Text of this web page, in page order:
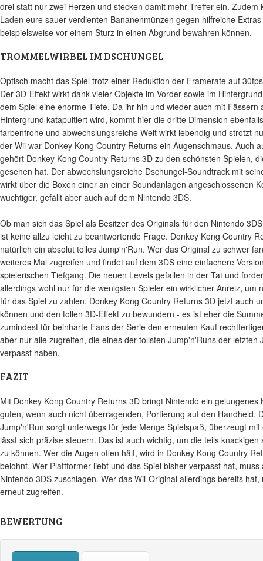
drei statt nur zwei Herzen und stecken damit mehr Treffer ein. Zudem
Laden eure sauer verdienten Bananenmünzen gegen hilfreiche
beispielsweise vor einem Sturz in einen Abgrund bewahren können.
TROMMELWIRBEL IM DSCHUNGEL
Optisch macht das Spiel trotz einer Reduktion der Framerate auf
Der 3D-Effekt wirkt dank vieler Objekte im Vorder-sowie im
dem Spiel eine enorme Tiefe. Da ihr hin und wieder auch mit Fässern
Hintergrund katapultiert wird, kommt hier die dritte Dimension
farbenfrohe und abwechslungsreiche Welt wirkt lebendig und strotzt
der Wii war Donkey Kong Country Returns ein Augenschmaus. Auch
gehört Donkey Kong Country Returns 3D zu den schönsten Spielen,
gesehen hat. Der abwechslungsreiche Dschungel-Soundtrack mit
wirkt über die Boxen einer an einer Soundanlagen angeschlossenen
wuchtiger, gefällt aber auch auf dem Nintendo 3DS.
Ob man sich das Spiel als Besitzer des Originals für den Nintendo
ist keine allzu leicht zu beantwortende Frage. Donkey Kong Country
natürlich ein absolut tolles Jump'n'Run. Wer das Original zu schwer
weiteres Mal zugreifen und findet auf dem 3DS eine einfachere
spielerischen Tiefgang. Die neuen Levels gefallen in der Tat und
allerdings wohl nur für die wenigsten Spieler ein wirklicher Anreiz, um
für das Spiel zu zahlen. Donkey Kong Country Returns 3D jetzt auch
können und den tollen 3D-Effekt zu bewundern - es ist eher die
zumindest für beinharte Fans der Serie den erneuten Kauf
aber nur alle zugreifen, die eines der tollsten Jump'n'Runs der letzten
verpasst haben.
FAZIT
Mit Donkey Kong Country Returns 3D bringt Nintendo ein gelungenes
guten, wenn auch nicht überragenden, Portierung auf den Handheld.
Jump'n'Run sorgt unterwegs für jede Menge Spielspaß, überzeugt
lässt sich präzise steuern. Das ist auch wichtig, um die teils
zu können. Wer die Augen offen hält, wird in Donkey Kong Country
belohnt. Wer Plattformer liebt und das Spiel bisher verpasst hat,
Nintendo 3DS zuschlagen. Wer das Wii-Original allerdings bereits
erneut zugreifen.
BEWERTUNG